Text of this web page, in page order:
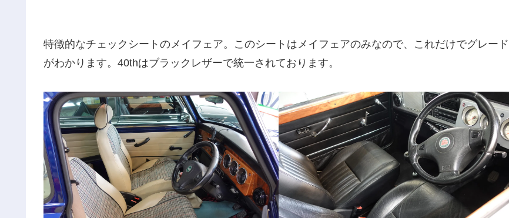
特徴的なチェックシートのメイフェア。このシートはメイフェアのみなので、これだけでグレード
がわかります。40thはブラックレザーで統一されております。